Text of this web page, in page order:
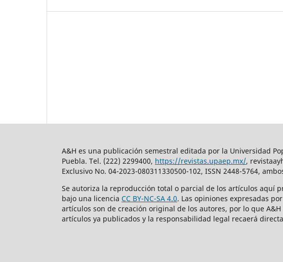
A&H es una publicación semestral editada por la Universidad
Puebla. Tel. (222) 2299400, https://revistas.upaep.mx/,
Exclusivo No. 04-2023-080311330500-102, ISSN 2448-5764,
Se autoriza la reproducción total o parcial de los artículos aquí­
bajo una licencia CC BY-NC-SA 4.0. Las opiniones expresadas
artículos son de creación original de los autores, por lo que
artículos ya publicados y la responsabilidad legal recaerá